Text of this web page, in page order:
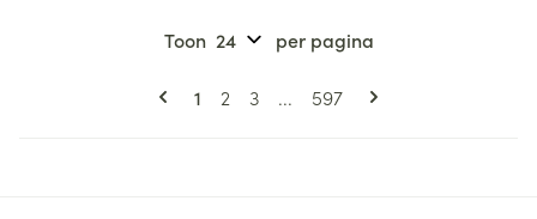
Pagina's
U lees momenteel pagina
1 Pagina
2 Pagina
3 ... Pagina
597
Toon per pagina